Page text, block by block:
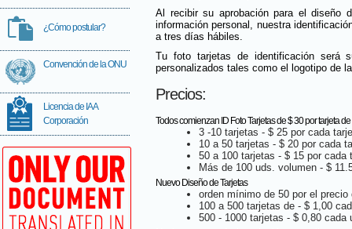
¿Cómo postular?
Convención de la ONU
Licencia de IAA
Corporación
Al recibir su aprobación para el diseño
información personal, nuestra
a tres días hábiles.
Tu foto tarjetas de identificación será
personalizados tales como el logotipo de
Precios:
Todos comienzan ID Foto Tarjetas de $ 30 por tarjeta de
3 -10 tarjetas - $ 25 por cada
10 a 50 tarjetas - $ 20 por cada
50 a 100 tarjetas - $ 15 por cada
Más de 100 uds. volumen - $
Nuevo Diseño de Tarjetas
orden mínimo de 50 por el
100 a 500 tarjetas de - $ 1,00
500 - 1000 tarjetas - $ 0,80 cada